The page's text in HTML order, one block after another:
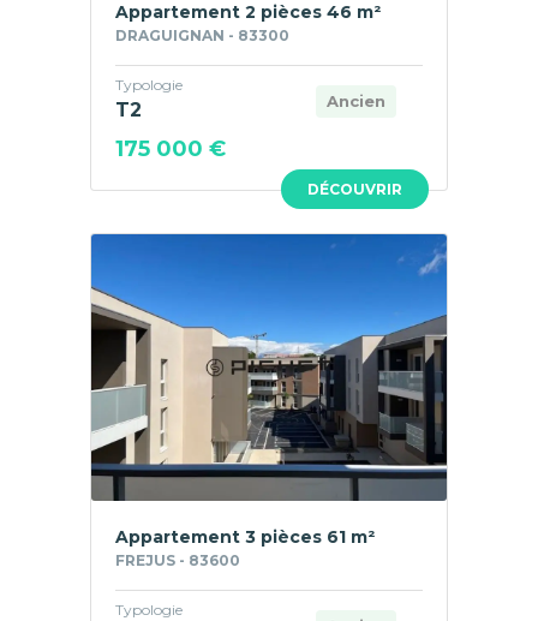
DÉCOUVRIR
Appartement 2 pièces 46 m²
DRAGUIGNAN - 83300
Ancien
Typologie
T2
175 000 €
Appartement 3 pièces 61 m²
FREJUS - 83600
Typologie